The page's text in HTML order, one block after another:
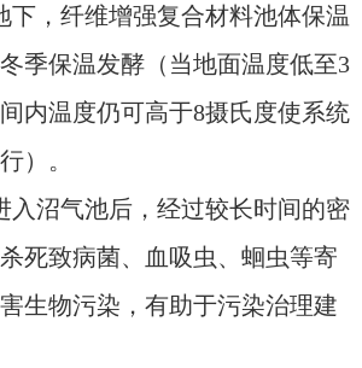
下，纤维增强复合材料池体保温
季保温发酵（当地面温度低至3
内温度仍可高于8摄氏度使系统
）。
入沼气池后，经过较长时间的密
死致病菌、血吸虫、蛔虫等寄
生物污染，有助于污染治理建